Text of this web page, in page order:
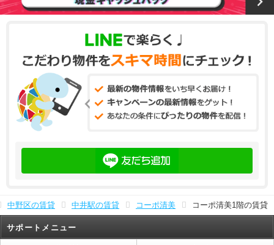
中野区の賃貸 中井駅の賃貸 コーポ清美 コーポ清美1階の賃貸
サポートメニュー